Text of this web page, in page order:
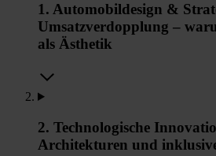
1. Automobildesign &
Umsatzverdopplung –
als Ästhetik
2. Technologische
Architekturen und